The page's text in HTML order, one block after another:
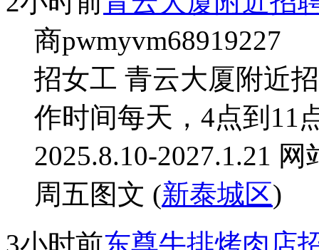
商pwmyvm68919227
招女工 青云大厦附近
作时间每天，4点到11
2025.8.10-2027.1.21
周五图文 (新泰城区)